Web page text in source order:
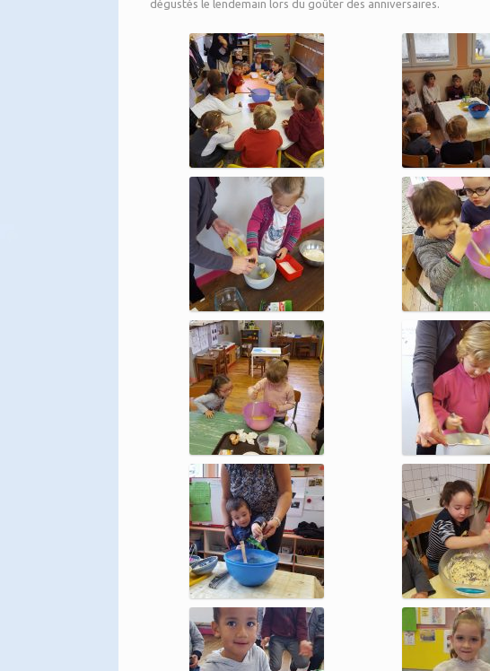
dégustés le lendemain lors du goûter des anniversaires.